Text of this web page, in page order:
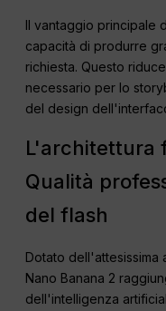
Il vantaggio principale
capacità di produrre
richiesta. Questo
necessario per lo
del design
L'architettura
Qualità
del flash
Dotato dell'attesissima
Nano Banana 2
dell'intelligenza